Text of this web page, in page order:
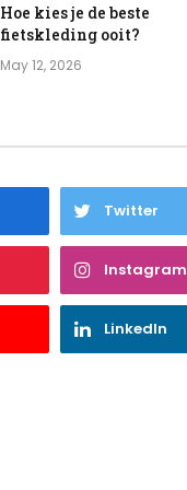
Hoe kies je de beste
fietskleding ooit?
May 12, 2026
Twitter
Instagram
LinkedIn